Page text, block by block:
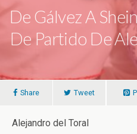
De Gálvez A
De Partido De
Share Tweet
Alejandro del Toral